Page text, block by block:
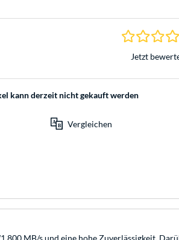
Jetzt
kann derzeit nicht gekauft werden
Vergleichen